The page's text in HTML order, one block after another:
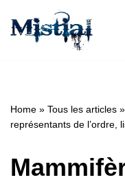
Aller
Home » Tous les articles »
représentants de l’ordre,